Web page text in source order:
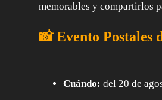
memorables y compartirlos
📸 Evento Postales
Cuándo: del 20 de